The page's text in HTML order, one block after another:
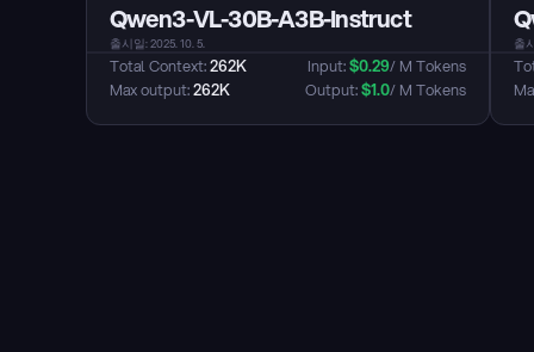
Qwen3-VL-30B-A3B-Instruct
출시일: 2025. 10. 5.
Total Context: 262K
Max output: 262K
Input: $0.29/ M Tokens
Output: $1.0/ M Tokens
출